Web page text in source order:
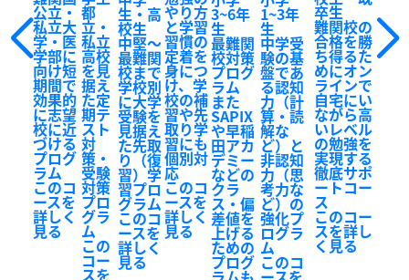
公立・
私立大
学・医
学部に
向け短
期間で
効果的
に志望
校に近
づける
プログ
ラム
このコ
ースを
詳しく
見る
都
立・
私立
高校
を見
据え
た定
期テ
スト
対
策・
受験
対策
プロ
グラ
ム
この
コー
スを
生・高
校生
中堅～
最難関
校まで
学校別
に大学
受験を
見据え
た先取
り（復
習）学
習プロ
グラム
このコ
ースを
詳しく
見る
やり方
と学習
習慣の
定着を
身につ
け、学
校の補
習や先
取り学
習にも
個別対
応
このコ
ースを
詳しく
見る
3~6年
生
最難関
校対策
プログ
ラム
また
SAPIX
や早稲
田アカ
デミー
などの
クラ
ス・偏
差値を
上げる
ための
プログ
1~3年
生
中学受
験の基
盤であ
る認知
力（計
算・読
解な
ど）と
非認知
力（思
考力な
ど）の
強化プ
ログラ
ム
このコ
卒生
難関校の
合格を勝
ち得るた
めにオン
ラインで
自宅にい
ながら高
いレベル
の勉強を
実現する
徹底サポ
ートコー
ス
このコー
スを詳し
く見る